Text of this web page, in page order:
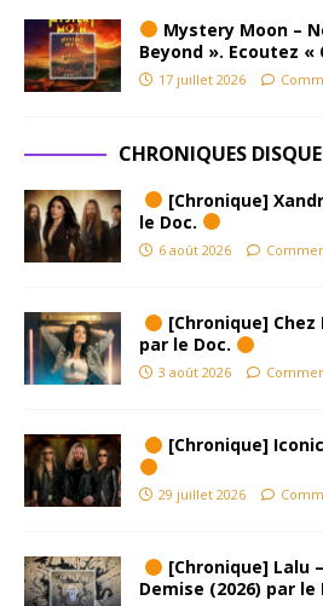
Mystery Moon –
Beyond ». Ecoutez
17 juillet 2026
CHRONIQUES
[Chronique]
le Doc.
6 août 2026
[Chronique] Chez
par le Doc.
3 août 2026
[Chronique]
29 juillet 2026
[Chronique] Lalu
Demise (2026) par le